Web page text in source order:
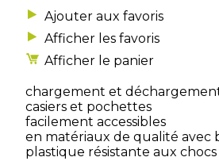
Afficher les favoris
Afficher le panier
chargement et
casiers et pochettes
facilement accessibles
en matériaux de qualité avec
plastique résistante aux chocs